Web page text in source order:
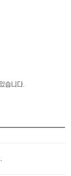
습니다.